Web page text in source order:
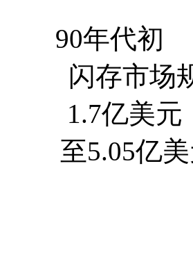
90年代初
闪存市场
1.7亿美元
至5.05亿